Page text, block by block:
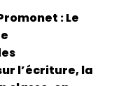
: Le
l’écriture, la